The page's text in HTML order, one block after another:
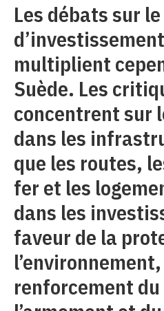
Les débats sur
multiplient
Suède. Les
concentrent sur
dans les
que les routes,
fer et les
dans les
faveur de la
renforcement